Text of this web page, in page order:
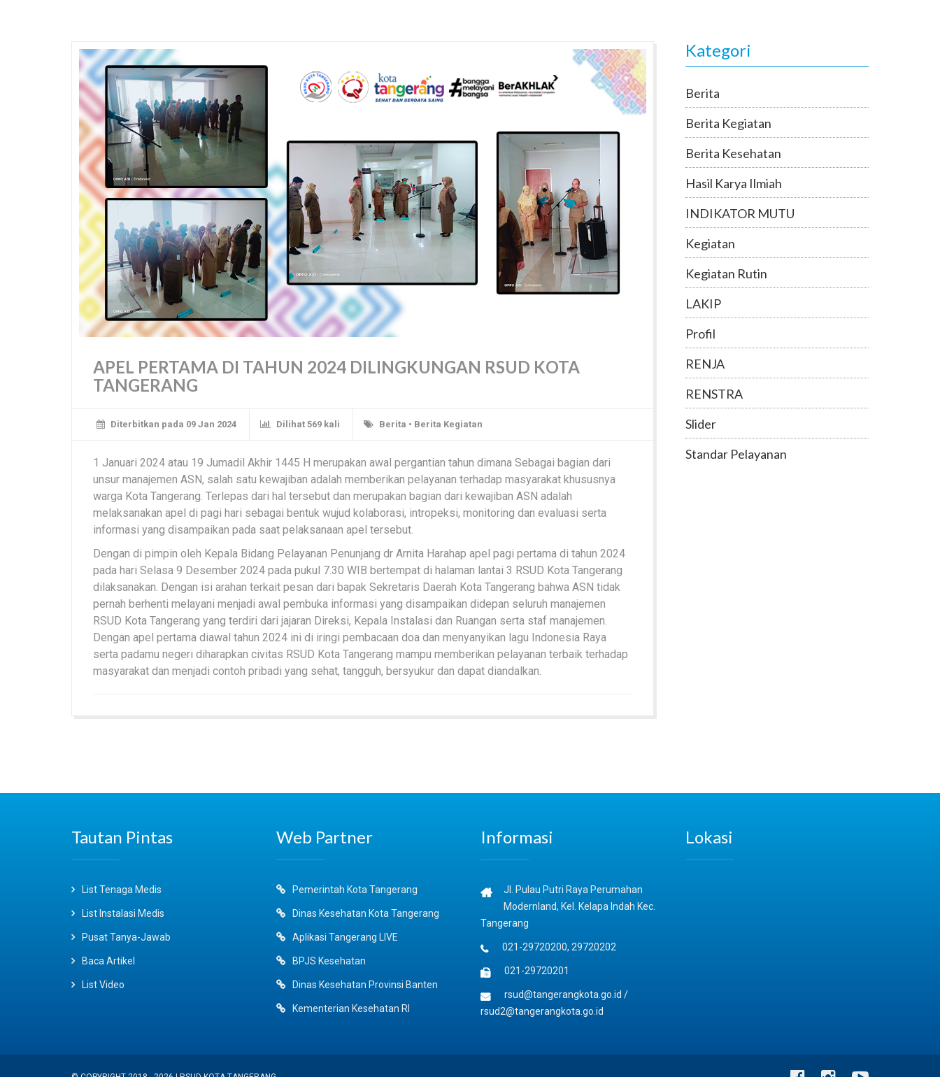
APEL PERTAMA DI TAHUN 2024 DILINGKUNGAN RSUD KOTA
TANGERANG
Diterbitkan pada 09 Jan 2024 Dilihat 569 kali Berita • Berita Kegiatan
1 Januari 2024 atau 19 Jumadil Akhir 1445 H merupakan awal pergantian tahun dimana Sebagai bagian dari
unsur manajemen ASN, salah satu kewajiban adalah memberikan pelayanan terhadap masyarakat khususnya
warga Kota Tangerang. Terlepas dari hal tersebut dan merupakan bagian dari kewajiban ASN adalah
melaksanakan apel di pagi hari sebagai bentuk wujud kolaborasi, intropeksi, monitoring dan evaluasi serta
informasi yang disampaikan pada saat pelaksanaan apel tersebut.
Dengan di pimpin oleh Kepala Bidang Pelayanan Penunjang dr Arnita Harahap apel pagi pertama di tahun 2024
pada hari Selasa 9 Desember 2024 pada pukul 7.30 WIB bertempat di halaman lantai 3 RSUD Kota Tangerang
dilaksanakan. Dengan isi arahan terkait pesan dari bapak Sekretaris Daerah Kota Tangerang bahwa ASN tidak
pernah berhenti melayani menjadi awal pembuka informasi yang disampaikan didepan seluruh manajemen
RSUD Kota Tangerang yang terdiri dari jajaran Direksi, Kepala Instalasi dan Ruangan serta staf manajemen.
Dengan apel pertama diawal tahun 2024 ini di iringi pembacaan doa dan menyanyikan lagu Indonesia Raya
serta padamu negeri diharapkan civitas RSUD Kota Tangerang mampu memberikan pelayanan terbaik terhadap
masyarakat dan menjadi contoh pribadi yang sehat, tangguh, bersyukur dan dapat diandalkan.
Kategori
Berita
Berita Kegiatan
Berita Kesehatan
Hasil Karya Ilmiah
INDIKATOR MUTU
Kegiatan
Kegiatan Rutin
LAKIP
Profil
RENJA
RENSTRA
Slider
Standar Pelayanan
Tautan Pintas
List Tenaga Medis
List Instalasi Medis
Pusat Tanya-Jawab
Baca Artikel
List Video
Web Partner
Pemerintah Kota Tangerang
Dinas Kesehatan Kota Tangerang
Aplikasi Tangerang LIVE
BPJS Kesehatan
Dinas Kesehatan Provinsi Banten
Kementerian Kesehatan RI
Informasi
Jl. Pulau Putri Raya Perumahan
Modernland, Kel. Kelapa Indah Kec.
Tangerang
021-29720200, 29720202
021-29720201
rsud@tangerangkota.go.id /
rsud2@tangerangkota.go.id
Lokasi